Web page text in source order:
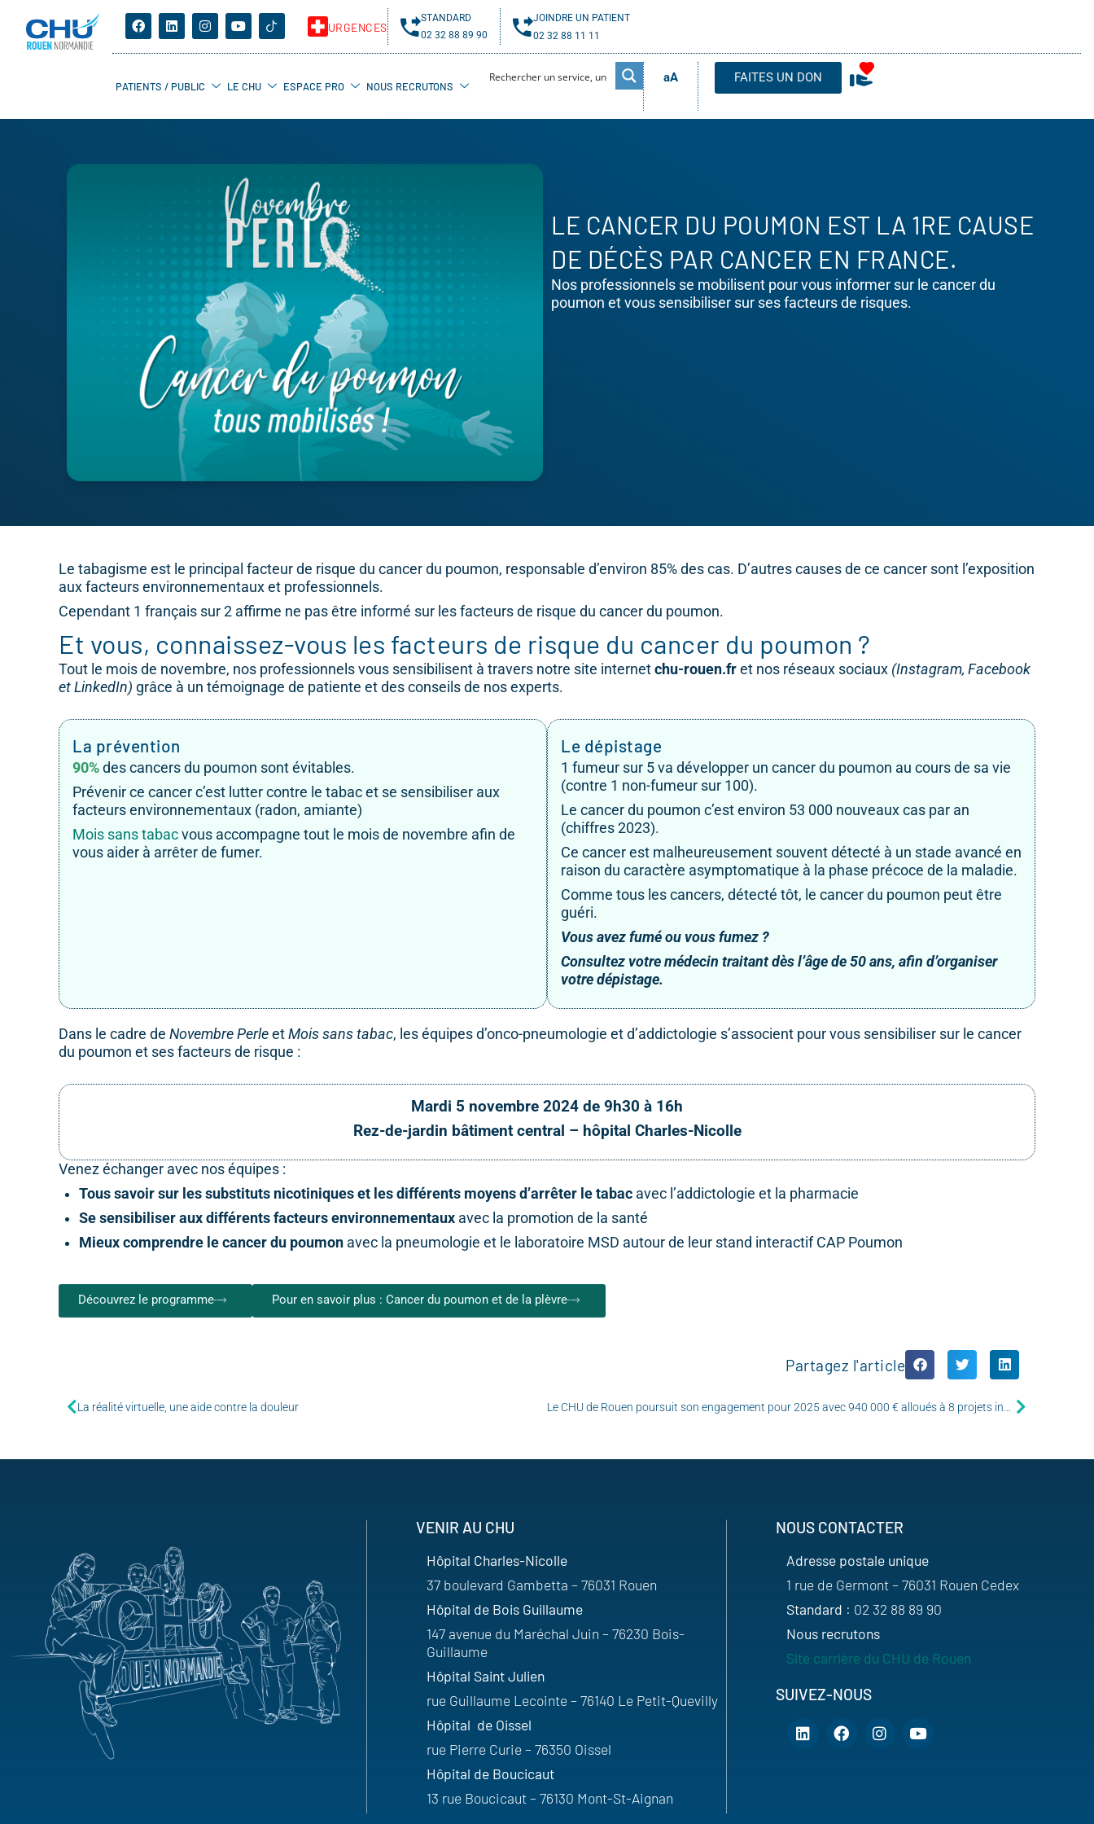
URGENCES
STANDARD
02 32 88 89 90
JOINDRE UN PATIENT
02 32 88 11 11
PATIENTS / PUBLIC LE CHU ESPACE PRO NOUS RECRUTONS
aA FAITES UN DON
LE CANCER DU POUMON EST LA 1RE CAUSE
DE DÉCÈS PAR CANCER EN FRANCE.
Nos professionnels se mobilisent pour vous informer sur le cancer du
poumon et vous sensibiliser sur ses facteurs de risques.
Le tabagisme est le principal facteur de risque du cancer du poumon, responsable d’environ 85% des cas. D’autres causes de ce cancer sont l’exposition
aux facteurs environnementaux et professionnels.
Cependant 1 français sur 2 affirme ne pas être informé sur les facteurs de risque du cancer du poumon.
Et vous, connaissez-vous les facteurs de risque du cancer du poumon ?
Tout le mois de novembre, nos professionnels vous sensibilisent à travers notre site internet chu-rouen.fr et nos réseaux sociaux (Instagram, Facebook
et LinkedIn) grâce à un témoignage de patiente et des conseils de nos experts.
La prévention
90% des cancers du poumon sont évitables.
Prévenir ce cancer c’est lutter contre le tabac et se sensibiliser aux
facteurs environnementaux (radon, amiante)
Mois sans tabac vous accompagne tout le mois de novembre afin de
vous aider à arrêter de fumer.
Le dépistage
1 fumeur sur 5 va développer un cancer du poumon au cours de sa vie
(contre 1 non-fumeur sur 100).
Le cancer du poumon c’est environ 53 000 nouveaux cas par an
(chiffres 2023).
Ce cancer est malheureusement souvent détecté à un stade avancé en
raison du caractère asymptomatique à la phase précoce de la maladie.
Comme tous les cancers, détecté tôt, le cancer du poumon peut être
guéri.
Vous avez fumé ou vous fumez ?
Consultez votre médecin traitant dès l’âge de 50 ans, afin d’organiser
votre dépistage.
Dans le cadre de Novembre Perle et Mois sans tabac, les équipes d’onco-pneumologie et d’addictologie s’associent pour vous sensibiliser sur le cancer
du poumon et ses facteurs de risque :
Mardi 5 novembre 2024 de 9h30 à 16h
Rez-de-jardin bâtiment central – hôpital Charles-Nicolle
Venez échanger avec nos équipes :
Tous savoir sur les substituts nicotiniques et les différents moyens d’arrêter le tabac avec l’addictologie et la pharmacie
Se sensibiliser aux différents facteurs environnementaux avec la promotion de la santé
Mieux comprendre le cancer du poumon avec la pneumologie et le laboratoire MSD autour de leur stand interactif CAP Poumon
Découvrez le programme Pour en savoir plus : Cancer du poumon et de la plèvre
Partagez l'article
La réalité virtuelle, une aide contre la douleur Le CHU de Rouen poursuit son engagement pour 2025 avec 940 000 € alloués à 8 projets innovants
VENIR AU CHU
Hôpital Charles-Nicolle
37 boulevard Gambetta – 76031 Rouen
Hôpital de Bois Guillaume
147 avenue du Maréchal Juin – 76230 Bois-
Guillaume
Hôpital Saint Julien
rue Guillaume Lecointe – 76140 Le Petit-Quevilly
Hôpital de Oissel
rue Pierre Curie – 76350 Oissel
Hôpital de Boucicaut
13 rue Boucicaut – 76130 Mont-St-Aignan
NOUS CONTACTER
Adresse postale unique
1 rue de Germont – 76031 Rouen Cedex
Standard : 02 32 88 89 90
Nous recrutons
Site carrière du CHU de Rouen
SUIVEZ-NOUS